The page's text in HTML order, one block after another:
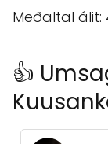
Meðaltal álit:
👍